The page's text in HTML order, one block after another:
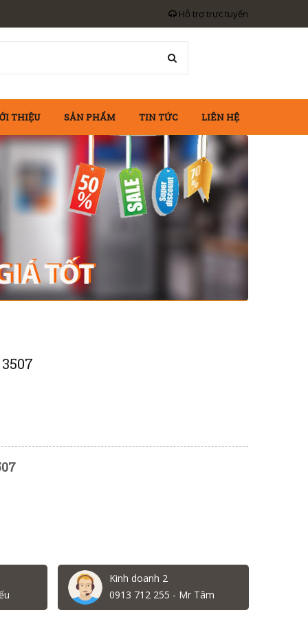
Hỗ trợ trực tuyến
THIỆU SẢN PHẨM TIN TỨC LIÊN HỆ
Kinh doanh 2
0913 712 255 - Mr Tâm